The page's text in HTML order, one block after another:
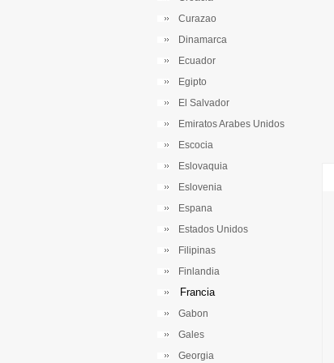
Curazao
Dinamarca
Ecuador
Egipto
El Salvador
Emiratos Arabes Unidos
Escocia
Eslovaquia
Eslovenia
Espana
Estados Unidos
Filipinas
Finlandia
Francia
Gabon
Gales
Georgia